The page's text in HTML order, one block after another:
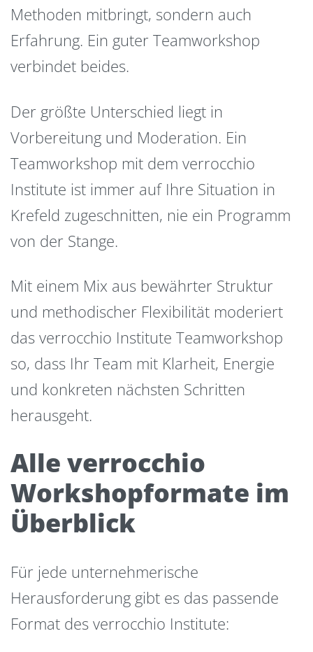
Methoden mitbringt, sondern auch
Erfahrung. Ein guter Teamworkshop
verbindet beides.
Der größte Unterschied liegt in
Vorbereitung und Moderation. Ein
Teamworkshop mit dem verrocchio
Institute ist immer auf Ihre Situation in
Krefeld zugeschnitten, nie ein Programm
von der Stange.
Mit einem Mix aus bewährter Struktur
und methodischer Flexibilität moderiert
das verrocchio Institute Teamworkshop
so, dass Ihr Team mit Klarheit, Energie
und konkreten nächsten Schritten
herausgeht.
Alle verrocchio
Workshopformate im
Überblick
Für jede unternehmerische
Herausforderung gibt es das passende
Format des verrocchio Institute: